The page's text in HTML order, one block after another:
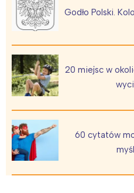
Godło Polski.
20 miejsc w
60 cytatów